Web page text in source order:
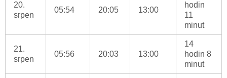
20.
srpen
05:54 20:05 13:00
hodin
11
minut
21.
srpen
05:56 20:03 13:00
14
hodin 8
minut